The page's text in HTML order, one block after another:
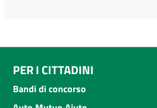
PER I CITTADINI
Bandi di concorso